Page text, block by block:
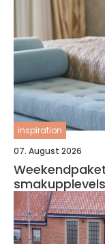
inspiration
07. August 2026
Weekendpaket